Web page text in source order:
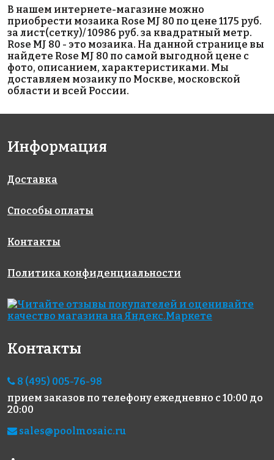
Golden Effect
GD 16039
327x327
Rose AJ 20(2)
327x327
Rose AJ 181
327x327
13730 руб./м²
Rose
327x327
Rose AJ 94(3)
Golden Effect
CF01-15
327x327
JNJ IC 39
327x327
Rose WJ 35(2)
327x327
5883 руб./м²
5883 руб./м²
В нашем интернете-магазине можно
приобрести мозаика Rose MJ 80 по цене 1175 руб.
за лист(сетку)/ 10986 руб. за квадратный метр.
Rose MJ 80 - это мозаика. На данной странице вы
найдете Rose MJ 80 по самой выгодной цене с
фото, описанием, характеристиками. Мы
доставляем мозаику по Москве, московской
области и всей России.
Информация
Доставка
Способы оплаты
Контакты
Политика конфиденциальности
Контакты
8 (495) 005-76-98
прием заказов по телефону ежедневно с 10:00 до
20:00
sales@poolmosaic.ru